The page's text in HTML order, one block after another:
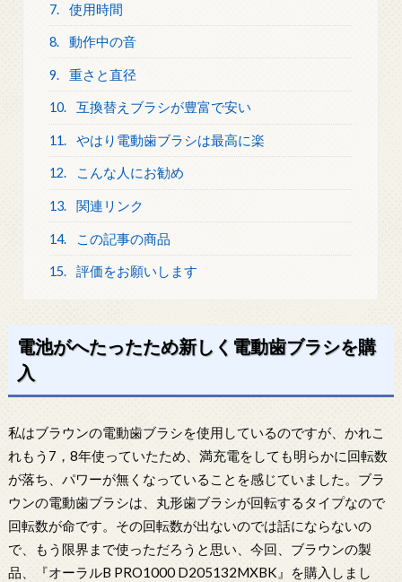
7. 使用時間
8. 動作中の音
9. 重さと直径
10. 互換替えブラシが豊富で安い
11. やはり電動歯ブラシは最高に楽
12. こんな人にお勧め
13. 関連リンク
14. この記事の商品
15. 評価をお願いします
電池がへたったため新しく電動歯ブラシを購
入
私はブラウンの電動歯ブラシを使用しているのですが、かれこ
れもう7，8年使っていたため、満充電をしても明らかに回転数
が落ち、パワーが無くなっていることを感じていました。ブラ
ウンの電動歯ブラシは、丸形歯ブラシが回転するタイプなので
回転数が命です。その回転数が出ないのでは話にならないの
で、もう限界まで使っただろうと思い、今回、ブラウンの製
品、『オーラルB PRO1000 D205132MXBK』を購入しまし